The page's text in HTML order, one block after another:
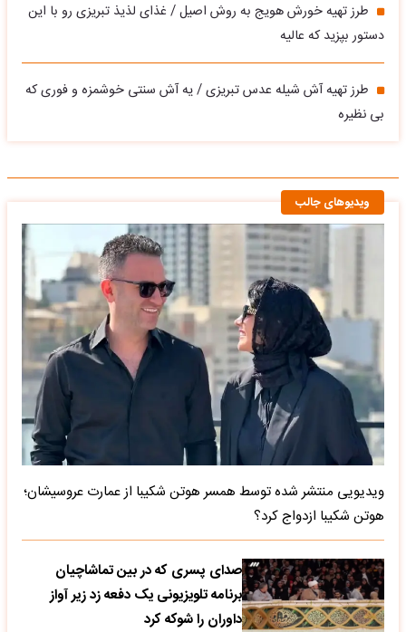
طرز تهیه خورش هویج به روش اصیل / غذای لذیذ تبریزی رو با این
دستور بپزید که عالیه
طرز تهیه آش شیله عدس تبریزی / یه آش سنتی خوشمزه و فوری که
بی نظیره
ویدیوهای جالب
ویدیویی منتشر شده توسط همسر هوتن شکیبا از عمارت عروسیشان؛
هوتن شکیبا ازدواج کرد؟
صدای پسری که در بین تماشاچیان
برنامه تلویزیونی یک دفعه زد زیر آواز
داوران را شوکه کرد